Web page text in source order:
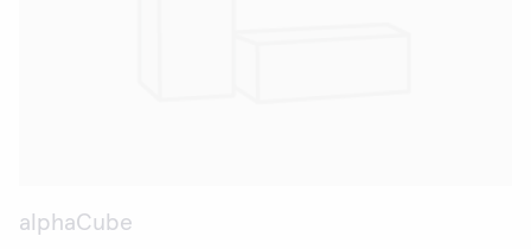
alphaCube